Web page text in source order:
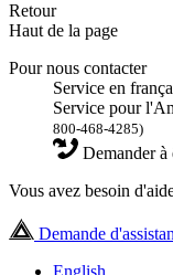
Retour
Haut de la page
Pour nous contacter
Service en
Service pour
800-468-4285)
Demander à
Vous avez besoin
Demande